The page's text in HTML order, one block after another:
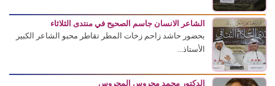
الشاعر الانسان جاسم الصحيح في منتدى الثلاثاء
بحضور حاشد زاحم زخات المطر تقاطر محبو الشاعر الكبير
الأستاذ...
الدكتور محمد محروس المحروس